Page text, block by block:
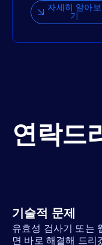
자세히 알아보
기
연락드
기술적 문제
유효성 검사기 또는
면 바로 해결해 드리